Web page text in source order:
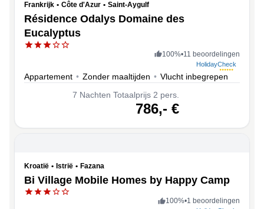
Frankrijk • Côte d'Azur • Saint-Aygulf
Résidence Odalys Domaine des
Eucalyptus
100%•11 beoordelingen
HolidayCheck
Appartement • Zonder maaltijden • Vlucht inbegrepen
7 Nachten Totaalprijs 2 pers.
786,- €
Kroatië • Istrië • Fazana
Bi Village Mobile Homes by Happy Camp
100%•1 beoordelingen